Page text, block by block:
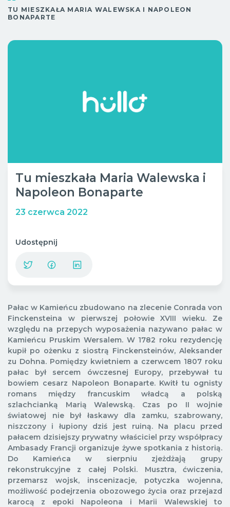
Wypoczynek
Sob.
Niedz.
10:00 - 20:00
TU MIESZKAŁA MARIA WALEWSKA I NAPOLEON
BONAPARTE
Tu mieszkała Maria Walewska i
Napoleon Bonaparte
23 czerwca 2022
Udostępnij
Pałac w Kamieńcu zbudowano na zlecenie Conrada von
Finckensteina w pierwszej połowieXVIII wieku. Ze
względu na przepych wyposażenia nazywano pałac w
Kamieńcu Pruskim Wersalem. W 1782 roku rezydencję
kupił po ożenku z siostrą Finckensteinów, Aleksander
zu Dohna. Pomiędzy kwietniem a czerwcem 1807 roku
pałac był sercem ówczesnej Europy, przebywał tu
bowiem cesarz Napoleon Bonaparte. Kwitł tu ognisty
romans między francuskim władcą a polską
szlachcianką Marią Walewską. Czas po II wojnie
światowej nie był łaskawy dla zamku, szabrowany,
niszczony i łupiony dziś jest ruiną. Na placu przed
pałacem dzisiejszy prywatny właściciel przy współpracy
Ambasady Francji organizuje żywe spotkania z historią.
Do Kamieńca w sierpniu zjeżdżają grupy
rekonstrukcyjne z całej Polski. Musztra, ćwiczenia,
przemarsz wojsk, inscenizacje, potyczka wojenna,
możliwość podejrzenia obozowego życia oraz przejazd
karocą z epoki Napoleona i Marii Walewskiej to